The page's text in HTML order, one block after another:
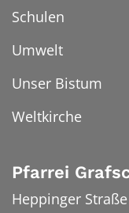
Schulen
Umwelt
Unser Bistum
Weltkirche
Pfarrei
Heppinger